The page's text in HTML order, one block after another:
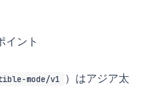
イント
mode/v1
）はアジア太